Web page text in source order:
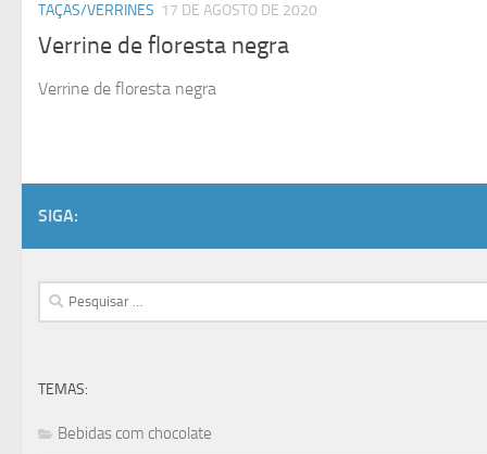
TAÇAS/VERRINES 17 DE AGOSTO DE 2020
Verrine de floresta negra
Verrine de floresta negra
SIGA:
Pesquisar
por:
TEMAS:
Bebidas com chocolate